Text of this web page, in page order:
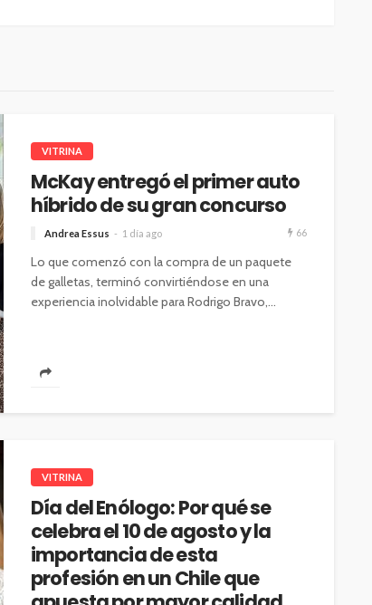
VITRINA
McKay entregó el primer auto
híbrido de su gran concurso
Andrea Essus 1 día ago 66
Lo que comenzó con la compra de un paquete
de galletas, terminó convirtiéndose en una
experiencia inolvidable para Rodrigo Bravo,...
VITRINA
Día del Enólogo: Por qué se
celebra el 10 de agosto y la
importancia de esta
profesión en un Chile que